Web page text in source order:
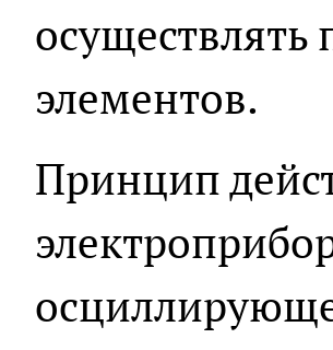
элементов.
Принцип